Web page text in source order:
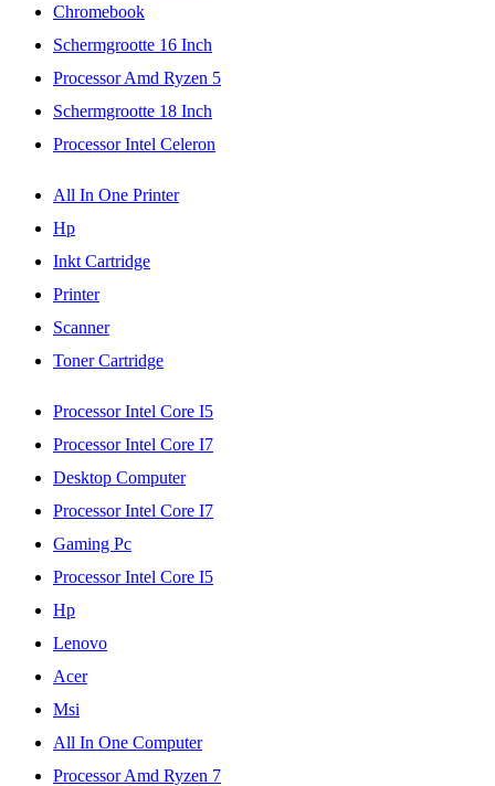
Chromebook
Schermgrootte 16 Inch
Processor Amd Ryzen 5
Schermgrootte 18 Inch
Processor Intel Celeron
All In One Printer
Hp
Inkt Cartridge
Printer
Scanner
Toner Cartridge
Processor Intel Core I5
Processor Intel Core I7
Desktop Computer
Processor Intel Core I7
Gaming Pc
Processor Intel Core I5
Hp
Lenovo
Acer
Msi
All In One Computer
Processor Amd Ryzen 7